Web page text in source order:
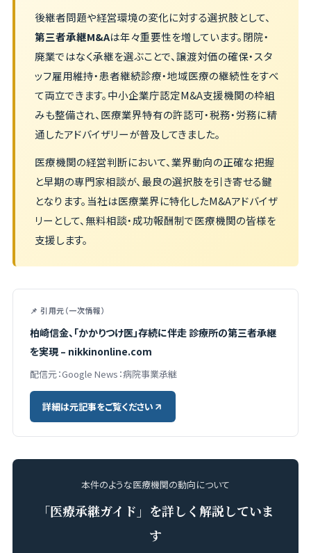
後継者問題や経営環境の変化に対する選択肢として、
第三者承継M&Aは年々重要性を増しています。閉院・
廃業ではなく承継を選ぶことで、譲渡対価の確保・スタ
ッフ雇用維持・患者継続診療・地域医療の継続性をすべ
て両立できます。中小企業庁認定M&A支援機関の枠組
みも整備され、医療業界特有の許認可・税務・労務に精
通したアドバイザリーが普及してきました。
医療機関の経営判断において、業界動向の正確な把握
と早期の専門家相談が、最良の選択肢を引き寄せる鍵
となります。当社は医療業界に特化したM&Aアドバイザ
リーとして、無料相談・成功報酬制で医療機関の皆様を
支援します。
📌 引用元（一次情報）
柏崎信金、「かかりつけ医」存続に伴走 診療所の第三者承継
を実現 – nikkinonline.com
配信元：Google News：病院事業承継
詳細は元記事をご覧ください
本件のような医療機関の動向について
「医療承継ガイド」を詳しく解説していま
す